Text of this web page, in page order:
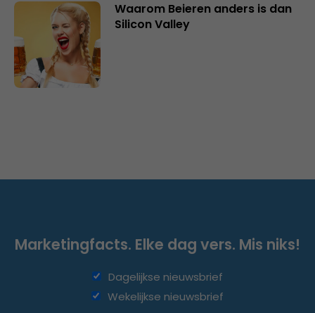
Waarom Beieren anders is dan
Silicon Valley
Marketingfacts. Elke dag vers. Mis niks!
Dagelijkse nieuwsbrief
Wekelijkse nieuwsbrief